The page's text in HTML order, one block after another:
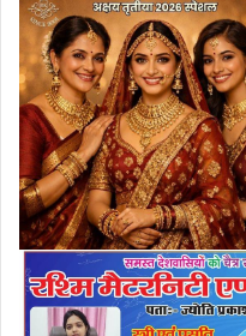
e
m
a
i
l